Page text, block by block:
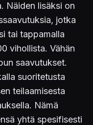
Näiden lisäksi on
jotka
tai tappamalla
vihollista. Vähän
saavutukset.
suoritetusta
teilaamisesta
Nämä
yhtä spesifisesti